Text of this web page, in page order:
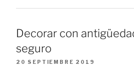
Decorar con
seguro
20 SEPTIEMBRE 2019